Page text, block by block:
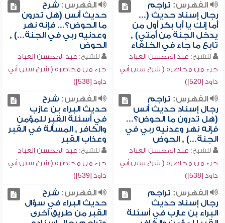
الفهرس: تراجم
رجال إسناد حديث (...
أما إنك يا أبا بكر أول من
يدخل الجنة من أمتي) ,
تابع ما جاء في الخلفاء
للشيخ: عبد المحسن العباد
جزء من محاضرة ( شرح سنن أبي
داود [520])
الفهرس: شرح
حديث أنس (هل تدرون
ما الحوض؟... فإنه نهر
وعدنيه ربي في الجنة...) ,
الحوض
للشيخ: عبد المحسن العباد
جزء من محاضرة ( شرح سنن أبي
داود [538])
الفهرس: تراجم
رجال إسناد حديث أنس
(هل تدرون ما الحوض؟...
فإنه نهر وعدنيه ربي في
الجنة...) , الحوض
للشيخ: عبد المحسن العباد
جزء من محاضرة ( شرح سنن أبي
داود [538])
الفهرس: شرح
حديث البراء بن عازب
في أسئلة القبر للمؤمن
والكافر , المسألة في القبر
وعذاب القبر
للشيخ: عبد المحسن العباد
جزء من محاضرة ( شرح سنن أبي
داود [539])
الفهرس: تراجم
رجال إسناد حديث
البراء بن عازب في أسئلة
الفهرس: شرح
حديث البراء في سؤال
القبر من طريق أخرى